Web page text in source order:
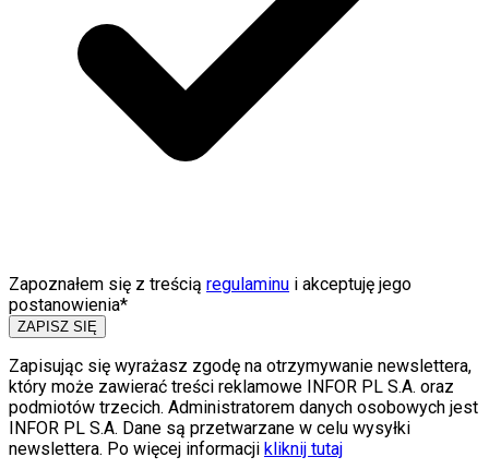
Zapoznałem się z treścią regulaminu i akceptuję jego
postanowienia*
ZAPISZ SIĘ
Zapisując się wyrażasz zgodę na otrzymywanie newslettera,
który może zawierać treści reklamowe INFOR PL S.A. oraz
podmiotów trzecich. Administratorem danych osobowych jest
INFOR PL S.A. Dane są przetwarzane w celu wysyłki
newslettera. Po więcej informacji kliknij tutaj